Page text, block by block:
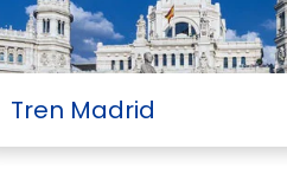
Tren Madrid